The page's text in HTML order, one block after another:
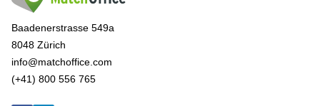
Baadenerstrasse 549a
8048 Zürich
info@matchoffice.com
(+41) 800 556 765